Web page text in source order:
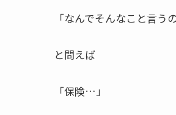
「なんでそんなこと言う
と問えば
「保険…」